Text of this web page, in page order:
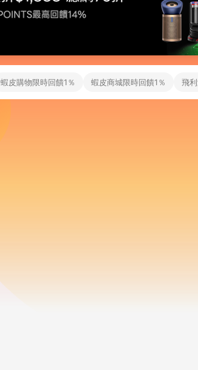
蝦皮購物限時回饋1％ 蝦皮商城限時回饋1％ 飛